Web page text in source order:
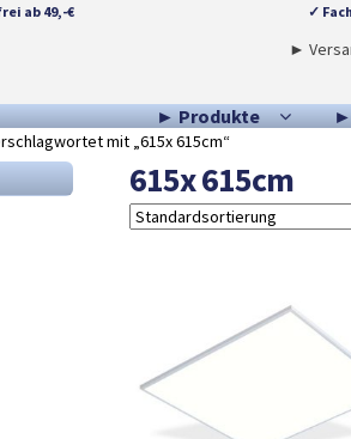
ab 49,-€ ✓
►
► Produkte ►
mit „615x 615cm“
615x 615cm